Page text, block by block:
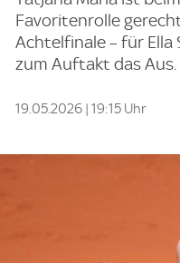
Favoritenrolle
Achtelfinale – für Ella
zum Auftakt das Aus.
19.05.2026 | 19:15 Uhr